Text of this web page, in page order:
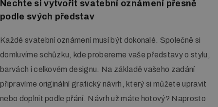
Vymezovače prostoru
Letákové systémy
Klip rámy
Reklamní stany
Potisk textilu
Nechte si vytvořit svatební oznámení přesně
podle svých představ
Každé svatební oznámení musí být dokonalé. Společně si
domluvíme schůzku, kde probereme vaše představy o stylu,
barvách i celkovém designu. Na základě vašeho zadání
připravíme originální grafický návrh, který si můžete upravit
nebo doplnit podle přání. Návrh už máte hotový? Naprosto